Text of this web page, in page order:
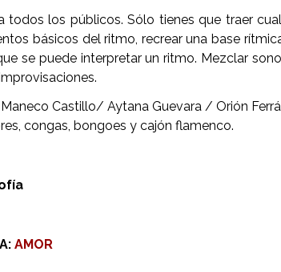
todos los públicos. Sólo tienes que traer
básicos del ritmo, recrear una base
se puede interpretar un ritmo. Mezclar
Castillo/ Aytana Guevara / Orión
congas, bongoes y cajón flamenco.
AMOR